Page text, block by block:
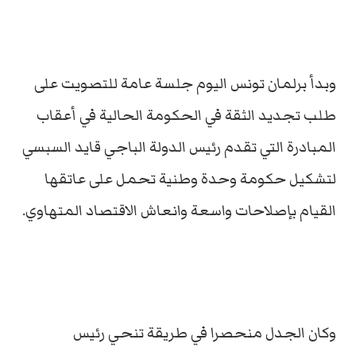
وبدأ برلمان تونس اليوم جلسة عامة للتصويت على
طلب تجديد الثقة في الحكومة الحالية في أعقاب
المبادرة التي تقدم رئيس الدولة الباجي قايد السبسي
لتشكيل حكومة وحدة وطنية تحمل على عاتقها
القيام بإصلاحات واسعة وانعاش الاقتصاد المتهاوي.
وكان الجدل منحصرا في طريقة تنحي رئيس